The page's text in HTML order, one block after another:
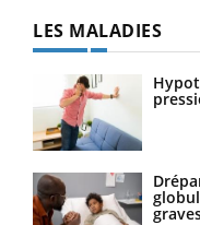
LES MALADIES